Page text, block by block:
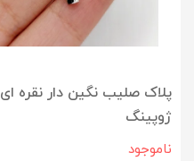
پلاک صلیب نگین دار نقره ای
ژوپینگ
ناموجود